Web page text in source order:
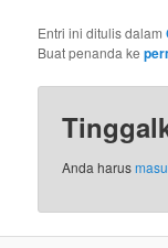
Entri ini ditulis dalam
Buat penanda ke
Anda harus